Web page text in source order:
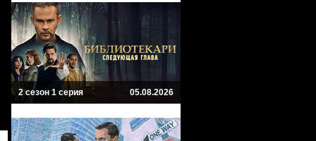
2 сезон 1 серия 05.08.2026